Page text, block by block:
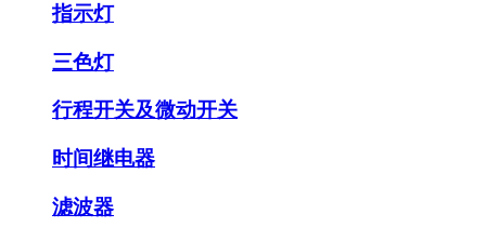
指示灯
三色灯
行程开关及微动开关
时间继电器
滤波器